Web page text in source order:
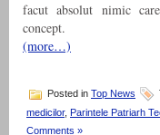
facut absolut nimic
concept.
(more…)
Posted in Top News
medicilor, Parintele Patriarh
Comments »